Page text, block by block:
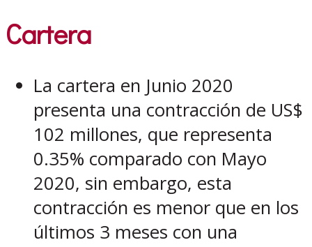
Cartera
La cartera en Junio 2020
presenta una contracción de US$
102 millones, que representa
0.35% comparado con Mayo
2020, sin embargo, esta
contracción es menor que en los
últimos 3 meses con una